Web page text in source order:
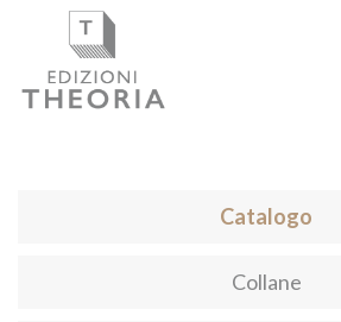
Catalogo
Collane